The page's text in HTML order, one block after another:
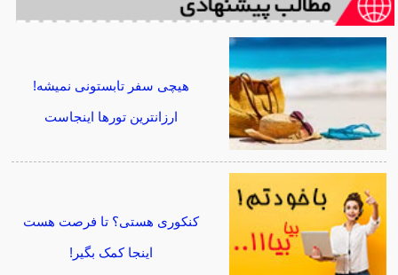
هیچی سفر تابستونی نمیشه!
ارزانترین تورها اینجاست
کنکوری هستی؟ تا فرصت هست
اینجا کمک بگیر!